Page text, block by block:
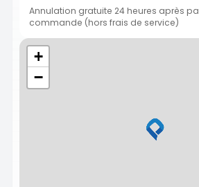
Annulation gratuite 24 heures après
commande (hors frais de service)
+
−